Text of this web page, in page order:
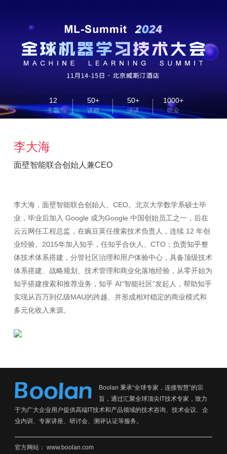
12
主题
50+
讲师
50+
演讲
1000+
听众
李大海
面壁智能联合创始人兼CEO
李大海，面壁智能联合创始人、CEO。北京大学数学系硕士毕
业，毕业后加入 Google 成为Google 中国创始员工之一，后在
云云网任工程总监，在豌豆荚任搜索技术负责人，连续 12 年创
业经验。2015年加入知乎，任知乎合伙人、CTO；负责知乎整
体技术体系搭建，分管社区治理和用户体验中心，具备顶级技术
体系搭建、战略规划、技术管理和商业化落地经验，从零开始为
知乎搭建搜索和推荐业务，知乎 AI“智能社区”发起人，帮助知乎
实现从百万到亿级MAU的跨越、并形成相对稳定的商业模式和
Boolan 秉承“全球专家，连接智慧”的宗
旨，通过汇聚全球顶尖IT技术专家，致力
于为广大企业用户提供高端IT技术和产品领域的技术咨询、技术会议、企
业内训、专家讲座、研讨会、测评认证等服务。
官方网站： www.boolan.com